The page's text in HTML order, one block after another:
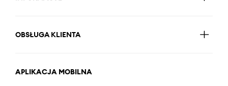
OBSŁUGA KLIENTA
APLIKACJA MOBILNA